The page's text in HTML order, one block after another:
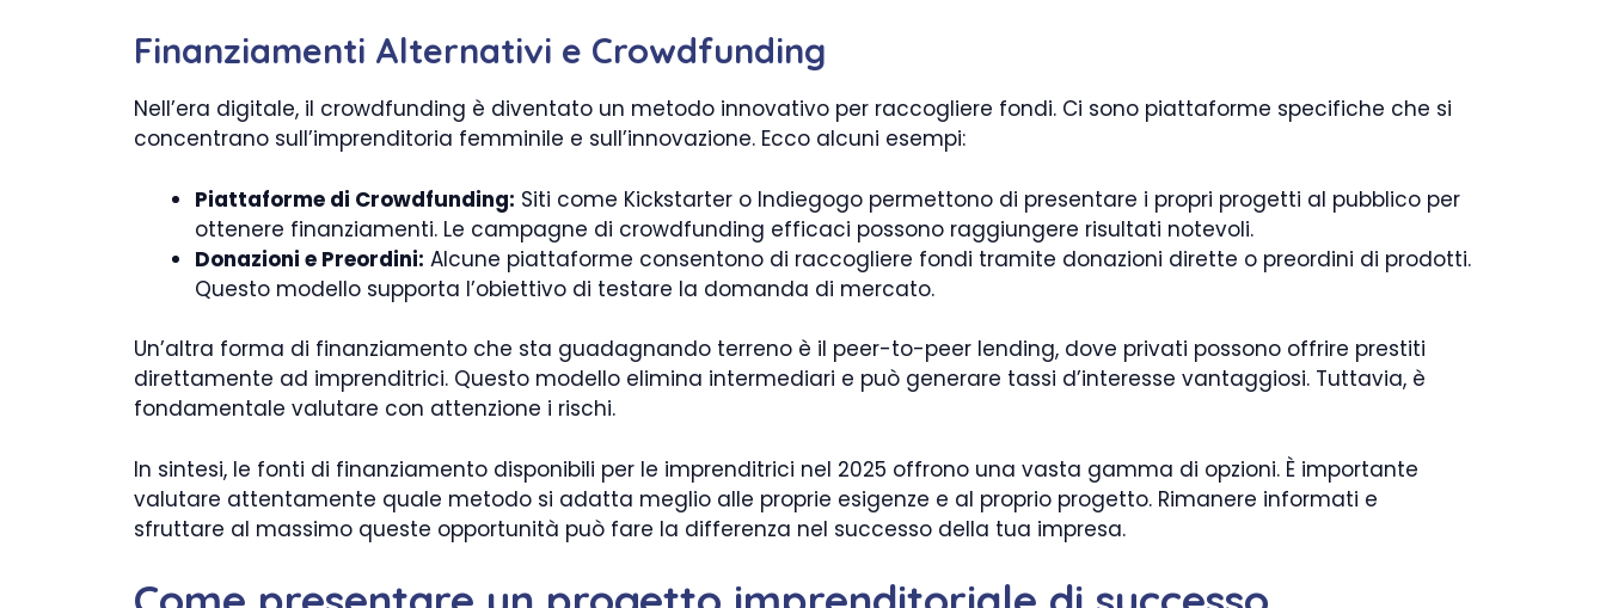
Finanziamenti Alternativi e Crowdfunding
Nell’era digitale, il crowdfunding è diventato un metodo innovativo per raccogliere fondi. Ci sono piattaforme specifiche che si
concentrano sull’imprenditoria femminile e sull’innovazione. Ecco alcuni esempi:
Piattaforme di Crowdfunding: Siti come Kickstarter o Indiegogo permettono di presentare i propri progetti al pubblico per
ottenere finanziamenti. Le campagne di crowdfunding efficaci possono raggiungere risultati notevoli.
Donazioni e Preordini: Alcune piattaforme consentono di raccogliere fondi tramite donazioni dirette o preordini di prodotti.
Questo modello supporta l’obiettivo di testare la domanda di mercato.
Un’altra forma di finanziamento che sta guadagnando terreno è il peer-to-peer lending, dove privati possono offrire prestiti
direttamente ad imprenditrici. Questo modello elimina intermediari e può generare tassi d’interesse vantaggiosi. Tuttavia, è
fondamentale valutare con attenzione i rischi.
In sintesi, le fonti di finanziamento disponibili per le imprenditrici nel 2025 offrono una vasta gamma di opzioni. È importante
valutare attentamente quale metodo si adatta meglio alle proprie esigenze e al proprio progetto. Rimanere informati e
sfruttare al massimo queste opportunità può fare la differenza nel successo della tua impresa.